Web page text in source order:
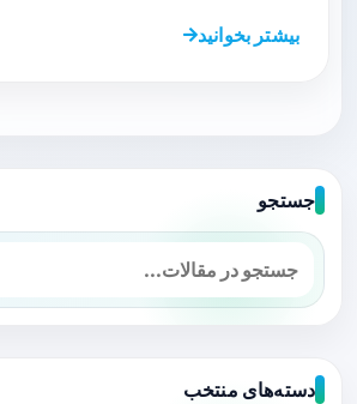
بیشتر بخوانید
جستجو
دسته‌های منتخب